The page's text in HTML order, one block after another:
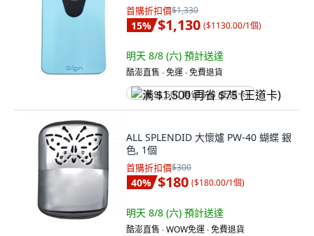
首購折扣價$1,330
15% $1,130 ($1130.00/1個)
明天 8/8 (六) 預計送達
酷澎直售 ∙ 免運 ∙ 免費退貨
满 $1,500 再省 $75 (王道卡)
ALL SPLENDID 大懷爐 PW-40 蝴蝶 銀
色, 1個
首購折扣價$300
40% $180 ($180.00/1個)
明天 8/8 (六) 預計送達
酷澎直售 ∙ WOW免運 ∙ 免費退貨